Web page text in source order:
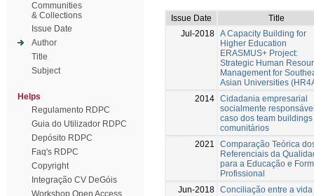
Communities
& Collections
Issue Date
Author
Title
Subject
Helps
Regulamento RDPC
Guia do Utilizador RDPC
Depósito RDPC
Faq's RDPC
Copyright
Integração CV DeGóis
Workshop Open Access
Issue Date
Title
Jul-2018 A Capacity Building for
Higher Education
ERASMUS+ Project:
Strategic Human
Management for
Asian Universities
2014 Cidadania empresarial
socialmente
caso dos team buildings
comunitários
2021
Comparação Teórica
Referenciais da
para a Educação e
Profissional
Jun-2018 Conciliação entre a vida